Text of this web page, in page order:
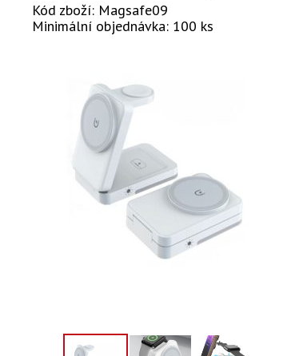
Kód zboží: Magsafe09
Minimální objednávka: 100 ks